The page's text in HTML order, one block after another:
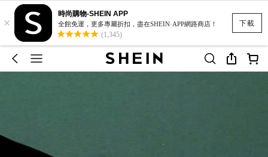
下載
×
時尚購物-SHEIN APP
全館免運，更多專屬折扣，盡在SHEIN·APP網路商店！
(1,345)